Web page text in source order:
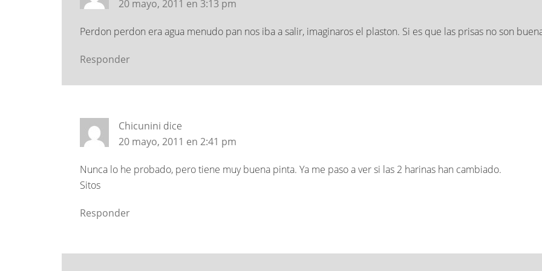
20 mayo, 2011 en 3:13 pm
Perdon perdon era agua menudo pan nos iba a salir, imaginaros el plaston. Si es que las prisas no son
Responder
Chicunini dice
20 mayo, 2011 en 2:41 pm
Nunca lo he probado, pero tiene muy buena pinta. Ya me paso a ver si las 2 harinas han cambiado.
Sitos
Responder